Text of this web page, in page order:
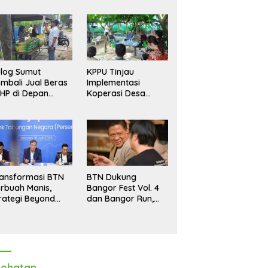
Sumut
Jual Beras
di Depan
Akhir Tahun
KPPU Tinjau
Implementasi
Koperasi Desa
BTN
Manis,
Beyond
BTN Dukung
Bangor Fest Vol. 4
dan Bangor Run,